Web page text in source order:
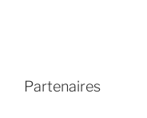
Partenaires